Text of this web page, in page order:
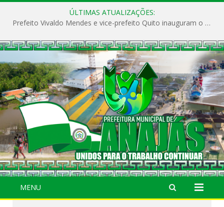
ÚLTIMAS ATUALIZAÇÕES:
Prefeito Vivaldo Mendes e vice-prefeito Quito inauguram o CAPS e fortalecem a saúde pública em Anajás.
MENU